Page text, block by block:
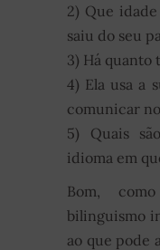
2) Que
saiu do seu
3) Há quanto
4) Ela usa a
comunicar
5) Quais
idioma em
Bom,
bilinguismo
ao que pode